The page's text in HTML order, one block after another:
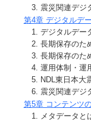
3. 震災関連デジタ
第4章 デジタルデ
1. デジタルデー
2. 長期保存のため
3. 長期保存のた
4. 運用体制・運
5. NDL東日本大震
6. 震災関連デジタ
第5章 コンテンツ
1. メタデータと